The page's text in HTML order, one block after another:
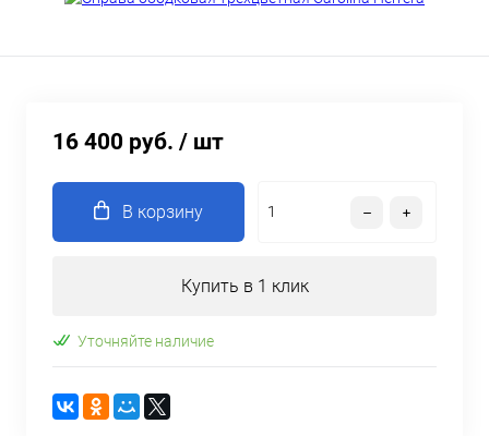
16 400 руб. / шт
В корзину
Купить в 1 клик
Уточняйте наличие